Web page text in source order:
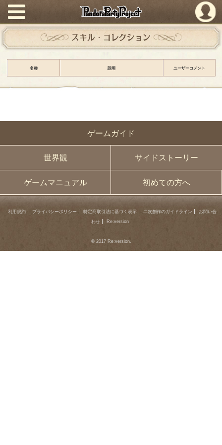
PandoraPartyProject
ゲームガイド
世界観 サイドストーリー
ゲームマニュアル 初めての方へ
スキル・コレクション
名称 説明 ユーザーコメント
利用規約 プライバシーポリシー 特定商取引法に基づく表示 二次創作のガイドライン
お問い合
わせ
Re:version
© 2017 Re:version.